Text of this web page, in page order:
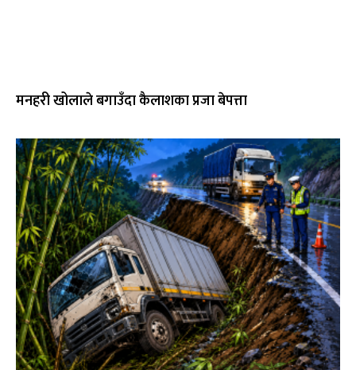
मनहरी खोलाले बगाउँदा कैलाशका प्रजा बेपत्ता